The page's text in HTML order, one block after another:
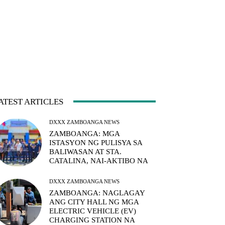
ARTICLES
DXXX ZAMBOANGA NEWS
ZAMBOANGA: MGA
ISTASYON NG PULISYA SA
BALIWASAN AT STA.
CATALINA, NAI-AKTIBO NA
DXXX ZAMBOANGA NEWS
ZAMBOANGA: NAGLAGAY
ANG CITY HALL NG MGA
ELECTRIC VEHICLE (EV)
CHARGING STATION NA